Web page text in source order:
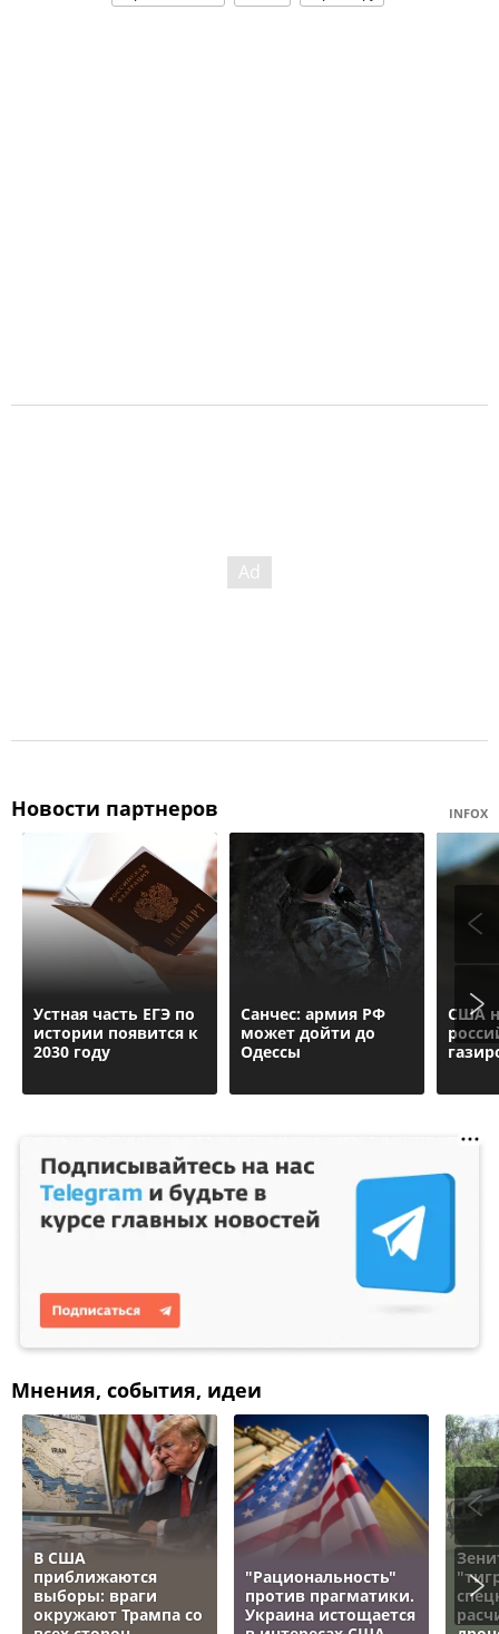
Новости партнеров INFOX
Устная часть ЕГЭ по
истории появится к
2030 году
Санчес: армия РФ
может дойти до
Одессы
США
Мнения, события, идеи
В США
приближаются
выборы: враги
окружают Трампа со
"Рациональность"
против прагматики.
Украина истощается